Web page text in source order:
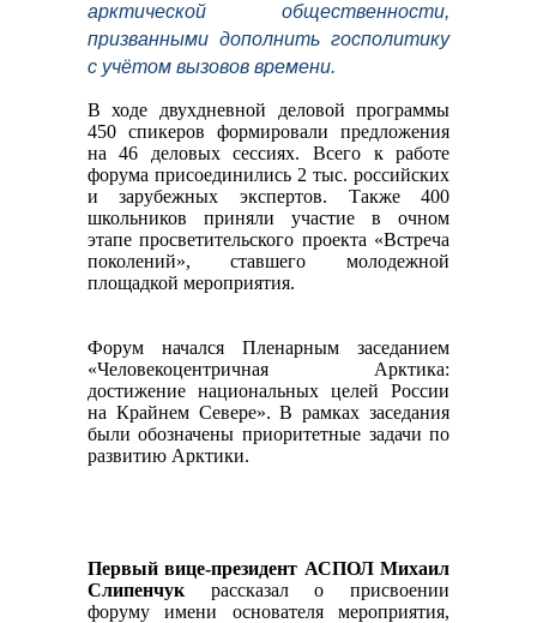
арктической общественности,
призванными дополнить госполитику
с учётом вызовов времени.
В ходе двухдневной деловой программы
450 спикеров формировали предложения
на 46 деловых сессиях. Всего к работе
форума присоединились 2 тыс. российских
и зарубежных экспертов. Также 400
школьников приняли участие в очном
этапе просветительского проекта «Встреча
поколений», ставшего молодежной
площадкой мероприятия.
Форум начался Пленарным заседанием
«Человекоцентричная Арктика:
достижение национальных целей России
на Крайнем Севере». В рамках заседания
были обозначены приоритетные задачи по
развитию Арктики.
Первый вице-президент АСПОЛ Михаил
Слипенчукрассказал о присвоении
форуму имени основателя мероприятия,